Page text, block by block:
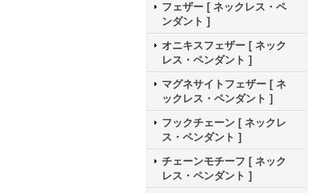
フェザー [ ネックレス・ペ
ンダント ]
オニキスフェザー [ ネック
レス・ペンダント ]
マグネサイトフェザー [ ネ
ックレス・ペンダント ]
フックチェーン [ ネックレ
ス・ペンダント ]
チェーンモチーフ [ ネック
レス・ペンダント ]